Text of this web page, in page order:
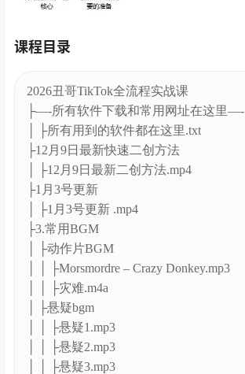
课程目录
2026丑哥TikTok全流程实战课
├—-所有软件下载和常用网址在这里—-
│ ├所有用到的软件都在这里.txt
├12月9日最新快速二创方法
│ ├12月9日最新二创方法.mp4
├1月3号更新
│ ├1月3号更新 .mp4
├3.常用BGM
│ ├动作片BGM
│ │ ├Morsmordre – Crazy Donkey.mp3
│ │ ├灾难.m4a
│ ├悬疑bgm
│ │ ├悬疑1.mp3
│ │ ├悬疑2.mp3
│ │ ├悬疑3.mp3